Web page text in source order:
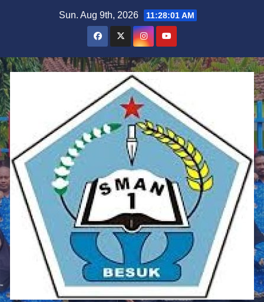
Sun. Aug 9th, 2026 11:28:02 AM